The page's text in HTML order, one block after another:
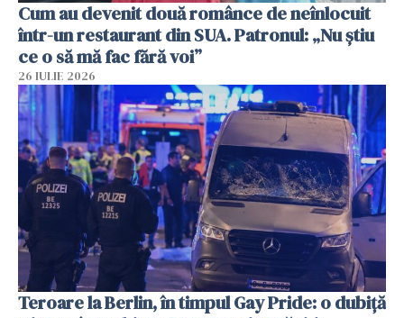
Cum au devenit două românce de neînlocuit
într-un restaurant din SUA. Patronul: „Nu știu
ce o să mă fac fără voi”
26 IULIE 2026
Teroare la Berlin, în timpul Gay Pride: o dubiță